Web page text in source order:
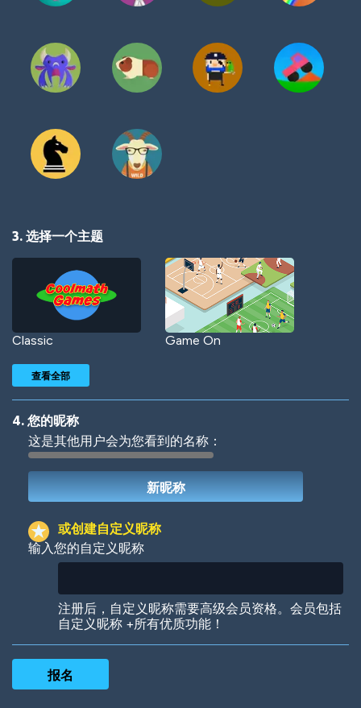
3. 选择一个主题
Classic Game On
Woof Jungle Cats
查看全部
4. 您的昵称
这是其他用户会为您看到的名称：
或创建自定义昵称
输入您的自定义昵称
注册后，自定义昵称需要高级会员资格。会员包括
自定义昵称 +所有优质功能！